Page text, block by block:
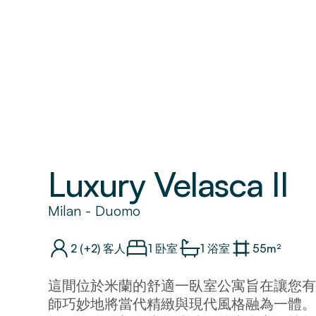
Luxury Velasca II
Milan - Duomo
2 (+2) 客人 1 卧室 1 浴室 55m²
這間位於米蘭的舒適一臥室公寓旨在讓您
師巧妙地將當代精緻與現代風格融為一體